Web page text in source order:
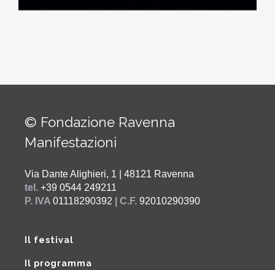
© Fondazione Ravenna
Manifestazioni
Via Dante Alighieri, 1 | 48121 Ravenna
tel. +39 0544 249211
P. IVA 01118290392 | C.F. 92010290390
Il festival
Il programma